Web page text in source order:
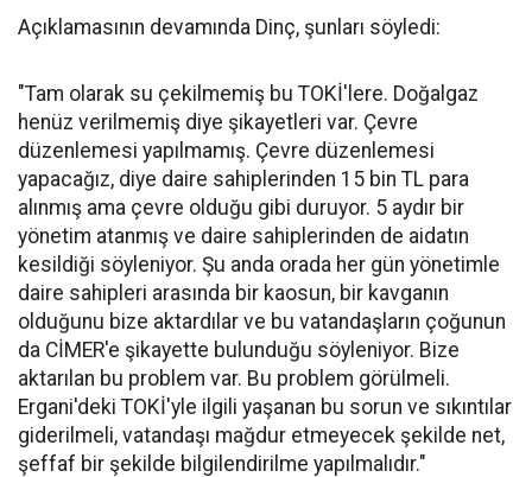
Açıklamasının devamında Dinç, şunları söyledi:
"Tam olarak su çekilmemiş bu TOKİ'lere. Doğalgaz
henüz verilmemiş diye şikayetleri var. Çevre
düzenlemesi yapılmamış. Çevre düzenlemesi
yapacağız, diye daire sahiplerinden 15 bin TL para
alınmış ama çevre olduğu gibi duruyor. 5 aydır bir
yönetim atanmış ve daire sahiplerinden de aidatın
kesildiği söyleniyor. Şu anda orada her gün yönetimle
daire sahipleri arasında bir kaosun, bir kavganın
olduğunu bize aktardılar ve bu vatandaşların çoğunun
da CİMER'e şikayette bulunduğu söyleniyor. Bize
aktarılan bu problem var. Bu problem görülmeli.
Ergani'deki TOKİ'yle ilgili yaşanan bu sorun ve sıkıntılar
giderilmeli, vatandaşı mağdur etmeyecek şekilde net,
şeffaf bir şekilde bilgilendirilme yapılmalıdır."